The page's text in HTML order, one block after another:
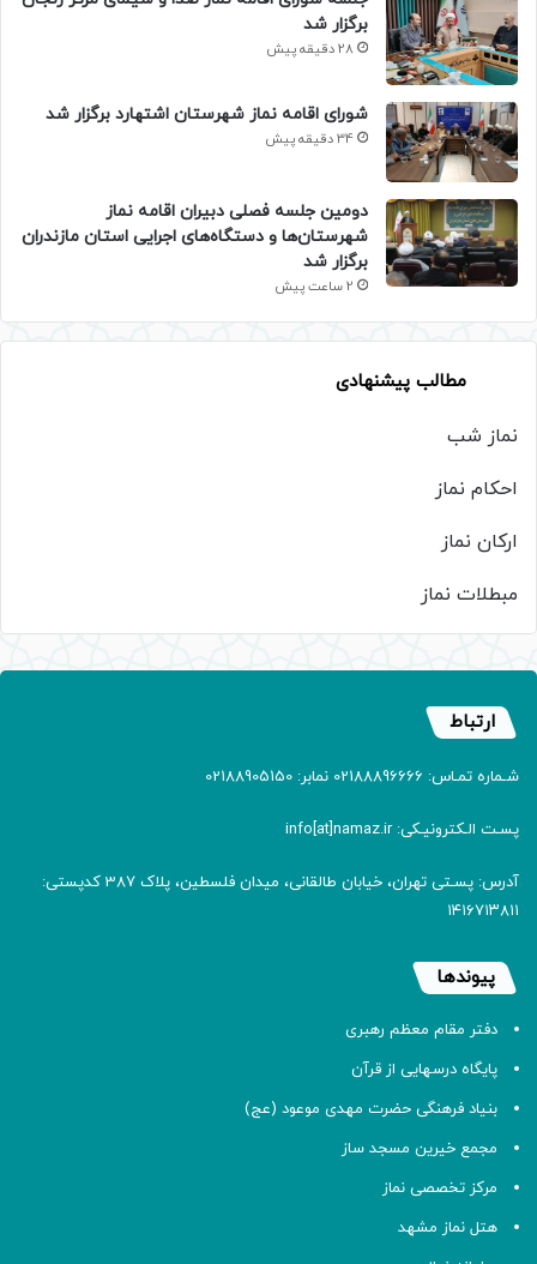
برگزار شد
28 دقیقه پیش
شورای اقامه نماز شهرستان اشتهارد برگزار شد
34 دقیقه پیش
دومین جلسه فصلی دبیران اقامه نماز
شهرستان‌ها و دستگاه‌های اجرایی استان مازندران
برگزار شد
2 ساعت پیش
مطالب پیشنهادی
نماز شب
احکام نماز
ارکان نماز
مبطلات نماز
ارتباط
شـماره تمـاس: 02188896666 نمابر: 02188905150
پسـت الـکترونیـکی: info[at]namaz.ir
آدرس: پسـتی تهران، خیابان طالقانی، میدان فلسطین، پلاک 387 کدپستی:
۱۴۱۶۷۱۳۸۱۱
پیوندها
دفتر مقام معظم رهبری
پایگاه درسهایی از قرآن
بنیاد فرهنگی حضرت مهدی موعود (عج)
مجمع خیرین مسجد ساز
مرکز تخصصی نماز
هتل نماز مشهد